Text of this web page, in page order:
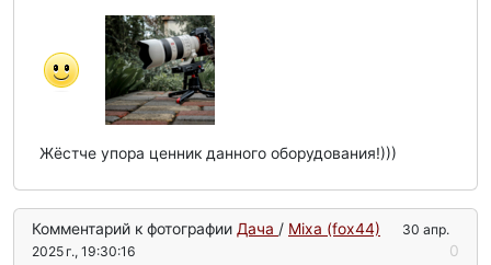
Жёстче упора ценник данного оборудования!)))
Комментарий к фотографии Дача / Mixa (fox44)
30 апр.
2025 г., 19:30:16
0